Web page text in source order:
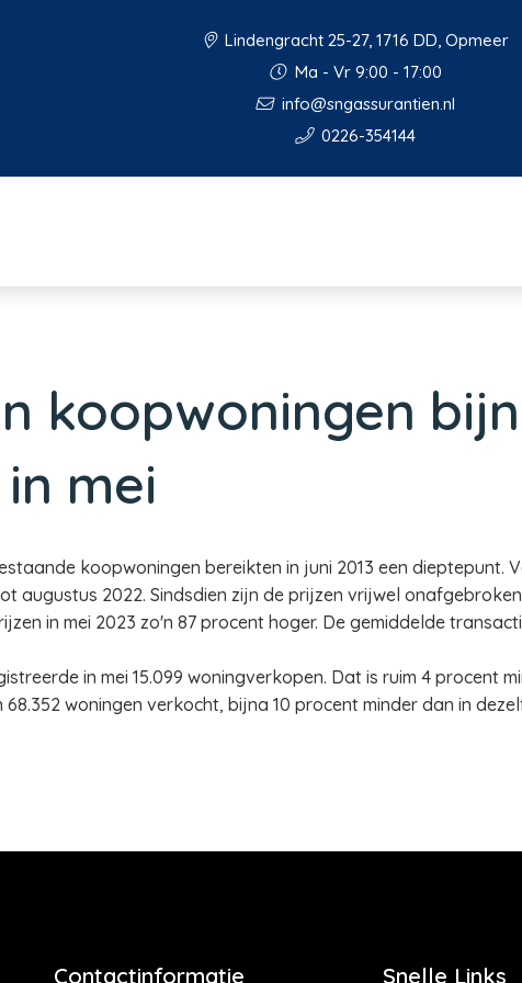
Lindengracht 25-27, 1716 DD, Opmeer
Ma - Vr 9:00 - 17:00
info@sngassurantien.nl
0226-354144
koopwoningen
mei
koopwoningen bereikten in juni 2013 een dieptepunt.
augustus 2022. Sindsdien zijn de prijzen vrijwel
in mei 2023 zo'n 87 procent hoger. De gemiddelde
in mei 15.099 woningverkopen. Dat is ruim 4 procent
woningen verkocht, bijna 10 procent minder dan in
Contactinformatie Snelle Links